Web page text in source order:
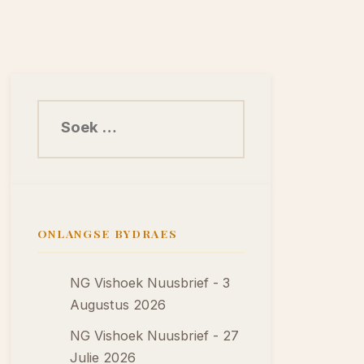
ONLANGSE BYDRAES
NG Vishoek Nuusbrief - 3
Augustus 2026
NG Vishoek Nuusbrief - 27
Julie 2026